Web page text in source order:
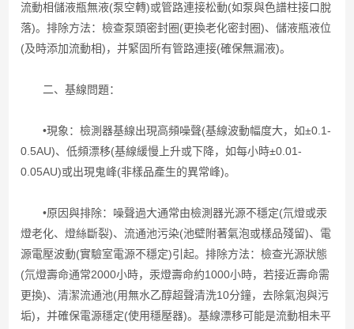
流動相儲液瓶無液(泵空轉)或管路連接松動(如泵與色譜柱接口脫
落)。排除方法：檢查泵頭密封圈(更換老化密封圈)、儲液瓶液位
(及時添加流動相)，并緊固所有管路連接(確保無漏液)。
二、基線問題：
•現象：檢測器基線出現高頻噪聲(基線波動幅度大，如±0.1-
0.5AU)、低頻漂移(基線緩慢上升或下降，如每小時±0.01-
0.05AU)或出現鬼峰(非樣品產生的異常峰)。
•原因與排除：噪聲過大通常由檢測器光源不穩定(氘燈或汞
燈老化、燈絲斷裂)、流通池污染(池壁附著氣泡或樣品殘留)、電
源電壓波動(實驗室電源不穩定)引起。排除方法：檢查光源狀態
(氘燈壽命通常2000小時，汞燈壽命約1000小時，若接近壽命需
更換)、清潔流通池(用無水乙醇超聲清洗10分鐘，去除氣泡與污
垢)，并確保電源穩定(使用穩壓器)。基線漂移可能是流動相未平